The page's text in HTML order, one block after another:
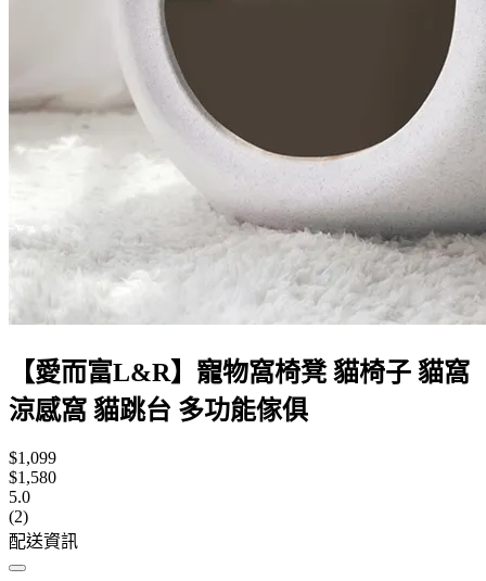
【愛而富L&R】寵物窩椅凳 貓椅子 貓窩
涼感窩 貓跳台 多功能傢俱
$1,099
$1,580
5.0
(2)
配送資訊